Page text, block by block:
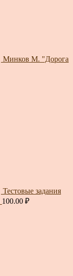
Минков М. "Дорога
Тестовые задания
100.00 ₽